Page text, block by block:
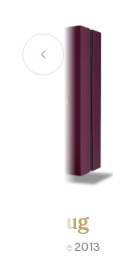
Krug
Vintage 2013